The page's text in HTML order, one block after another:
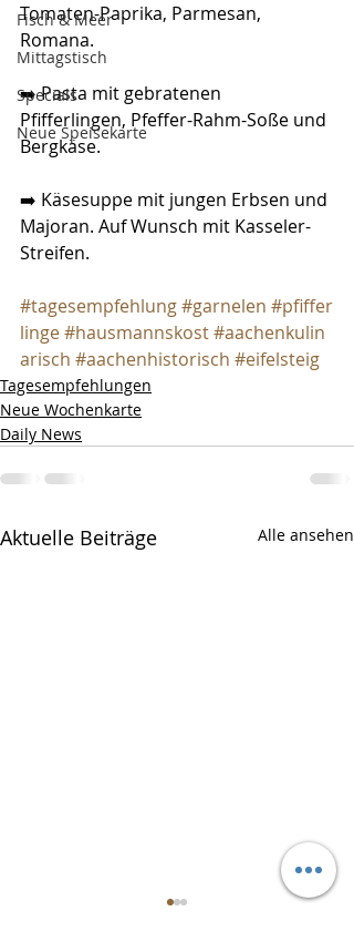
Fisch & Meer
Mittagstisch
Specials
Neue Speisekarte
Tomaten-Paprika, Parmesan,
Romana.
➡️ Pasta mit gebratenen
Pfifferlingen, Pfeffer-Rahm-Soße und
Bergkäse.
➡️ Käsesuppe mit jungen Erbsen und
Majoran. Auf Wunsch mit Kasseler-
Streifen.
#tagesempfehlung#garnelen #pfiffer
linge#hausmannskost#aachenkulin
arisch #aachenhistorisch #eifelsteig
Tagesempfehlungen
Neue Wochenkarte
Daily News
Aktuelle Beiträge Alle ansehen